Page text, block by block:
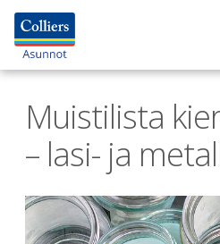
Muistilista
– lasi- ja